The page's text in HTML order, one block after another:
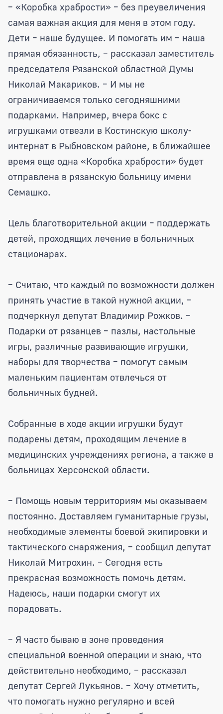
– «Коробка храбрости» – без преувеличения
самая важная акция для меня в этом году.
Дети – наше будущее. И помогать им – наша
прямая обязанность, – рассказал заместитель
председателя Рязанской областной Думы
Николай Макариков. – И мы не
ограничиваемся только сегодняшними
подарками. Например, вчера бокс с
игрушками отвезли в Костинскую школу-
интернат в Рыбновском районе, в ближайшее
время еще одна «Коробка храбрости» будет
отправлена в рязанскую больницу имени
Семашко.
Цель благотворительной акции – поддержать
детей, проходящих лечение в больничных
стационарах.
– Считаю, что каждый по возможности должен
принять участие в такой нужной акции, –
подчеркнул депутат Владимир Рожков. –
Подарки от рязанцев – пазлы, настольные
игры, различные развивающие игрушки,
наборы для творчества – помогут самым
маленьким пациентам отвлечься от
больничных будней.
Собранные в ходе акции игрушки будут
подарены детям, проходящим лечение в
медицинских учреждениях региона, а также в
больницах Херсонской области.
– Помощь новым территориям мы оказываем
постоянно. Доставляем гуманитарные грузы,
необходимые элементы боевой экипировки и
тактического снаряжения, – сообщил депутат
Николай Митрохин. – Сегодня есть
прекрасная возможность помочь детям.
Надеюсь, наши подарки смогут их
порадовать.
– Я часто бываю в зоне проведения
специальной военной операции и знаю, что
действительно необходимо, – рассказал
депутат Сергей Лукьянов. – Хочу отметить,
что помогать нужно регулярно и всей